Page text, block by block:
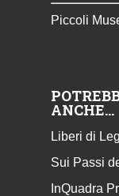
Piccoli
ANCHE…
Liberi di
Sui Passi
InQuadra